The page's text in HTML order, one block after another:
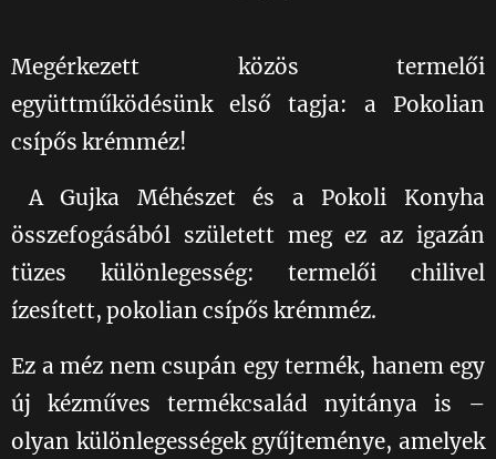
Megérkezett közös termelői
együttműködésünk első tagja: a Pokolian
csípős krémméz! 🔥
A Gujka Méhészet és a Pokoli Konyha
összefogásából született meg ez az igazán
tüzes különlegesség: termelői chilivel
ízesített, pokolian csípős krémméz.🌶🍯
Ez a méz nem csupán egy termék, hanem egy
új kézműves termékcsalád nyitánya is –
olyan különlegességek gyűjteménye, amelyek